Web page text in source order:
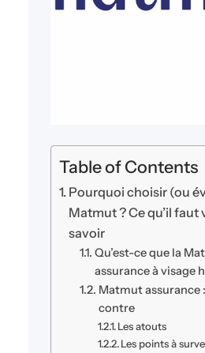
Table of Contents
Pourquoi choisir (ou
Matmut ? Ce qu’il faut
savoir
Qu’est-ce que la
assurance à visage
Matmut assurance
contre
Les atouts
Les points à